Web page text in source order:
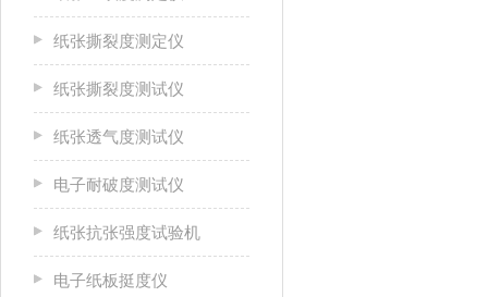
纸张撕裂度测定仪
纸张撕裂度测试仪
纸张透气度测试仪
电子耐破度测试仪
纸张抗张强度试验机
电子纸板挺度仪